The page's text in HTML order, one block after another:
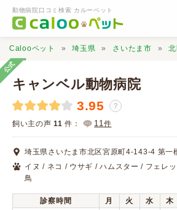
動物病院口コミ検索 カルーペット
動物病院検索
口コミ検索
Calooペットとは？
Calooペット 埼玉県 さいたま市
公式
キャンベル動物病院
3.95 ？
飼い主の声 11 件： 11件
埼玉県さいたま市北区宮原町4-143-4 第一
イヌ / ネコ / ウサギ / ハムスター / フェレ
鳥
診察時間 月 火 水 木